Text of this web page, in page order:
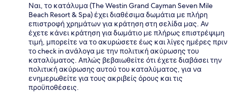
Ναι, το κατάλυμα (The Westin Grand Cayman Seven Mile
Beach Resort & Spa) έχει διαθέσιμα δωμάτια με πλήρη
επιστροφή χρημάτων για κράτηση στη σελίδα μας. Αν
έχετε κάνει κράτηση για δωμάτιο με πλήρως επιστρέψιμη
τιμή, μπορείτε να το ακυρώσετε έως και λίγες ημέρες πριν
το check in ανάλογα με την πολιτική ακύρωσης του
καταλύματος. Απλώς βεβαιωθείτε ότι έχετε διαβάσει την
πολιτική ακύρωσης αυτού του καταλύματος, για να
ενημερωθείτε για τους ακριβείς όρους και τις
προϋποθέσεις.